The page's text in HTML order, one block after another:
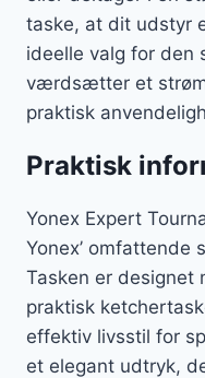
taske, at dit udstyr
ideelle valg for den
værdsætter et
praktisk
Praktisk
Yonex Expert
Yonex’ omfattende
Tasken er designet
praktisk
effektiv livsstil for
et elegant udtryk,